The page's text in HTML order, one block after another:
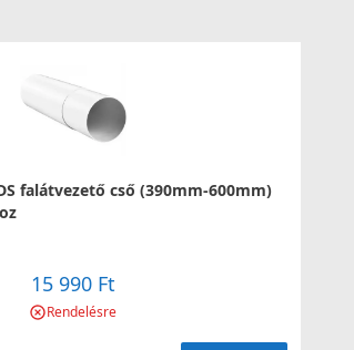
falátvezető cső (390mm-600mm)
15 990 Ft
Rendelésre